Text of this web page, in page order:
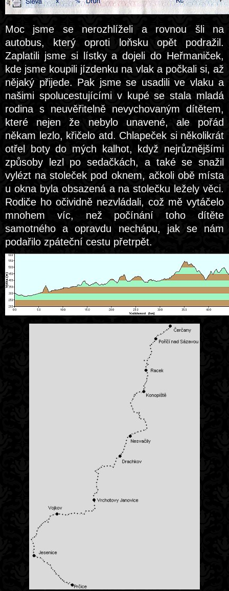
Moc jsme se nerozhlíželi a rovnou šli na
autobus, který oproti loňsku opět podražil.
Zaplatili jsme si lístky a dojeli do Heřmaniček,
kde jsme koupili jízdenku na vlak a počkali si, až
nějaký přijede. Pak jsme se usadili ve vlaku a
našimi spolucestujícími v kupé se stala mladá
rodina s neuvěřitelně nevychovaným dítětem,
které nejen že nebylo unavené, ale pořád
někam lezlo, křičelo atd. Chlapeček si několikrát
otřel boty do mých kalhot, když nejrůznějšími
způsoby lezl po sedačkách, a také se snažil
vylézt na stoleček pod oknem, ačkoli obě místa
u okna byla obsazená a na stolečku ležely věci.
Rodiče ho očividně nezvládali, což mě vytáčelo
mnohem víc, než počínání toho dítěte
samotného a opravdu nechápu, jak se nám
podařilo zpáteční cestu přetrpět.